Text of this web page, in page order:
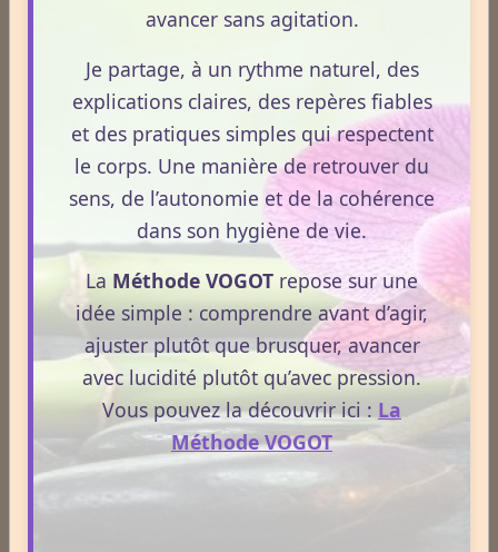
Cet article propose une mise au point claire, moderne
et conforme à la réglementation française de 2026.
La nuit n’est pas ce que vous croyez : comprendre ce qui
prépare réellement le réveil.
Le 08/04/2026
La nuit n’est pas seulement un moment de repos.
C’est une phase où le terrain se réorganise, se
décante et prépare la vitalité du lendemain.
Pourtant, peu de personnes savent réellement ce qui
se joue dans cette période silencieuse.
Lire la suite
1 2 3 4 5
Dernières newsletters
avancer sans agitation.
Je partage, à un rythme naturel, des
explications claires, des repères fiables
et des pratiques simples qui respectent
le corps. Une manière de retrouver du
sens, de l’autonomie et de la cohérence
dans son hygiène de vie.
La Méthode VOGOT repose sur une
idée simple : comprendre avant d’agir,
ajuster plutôt que brusquer, avancer
avec lucidité plutôt qu’avec pression.
Vous pouvez la découvrir ici : La
Méthode VOGOT